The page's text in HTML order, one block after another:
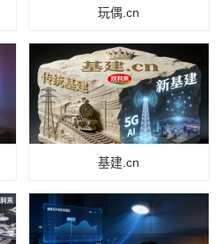
玩偶.cn
基建.cn